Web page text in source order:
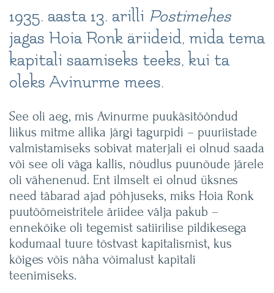
1935. aasta 13. arilli Postimehes
jagas Hoia Ronk äriideid, mida tema
kapitali saamiseks teeks, kui ta
oleks Avinurme mees.
See oli aeg, mis Avinurme puukäsitööndud
liikus mitme allika järgi tagurpidi – puuriistade
valmistamiseks sobivat materjali ei olnud saada
või see oli väga kallis, nõudlus puunõude järele
oli vähenenud. Ent ilmselt ei olnud üksnes
need täbarad ajad põhjuseks, miks Hoia Ronk
puutöömeistritele äriidee välja pakub –
ennekõike oli tegemist satiirilise pildikesega
kodumaal tuure tõstvast kapitalismist, kus
kõiges võis näha võimalust kapitali
teenimiseks.